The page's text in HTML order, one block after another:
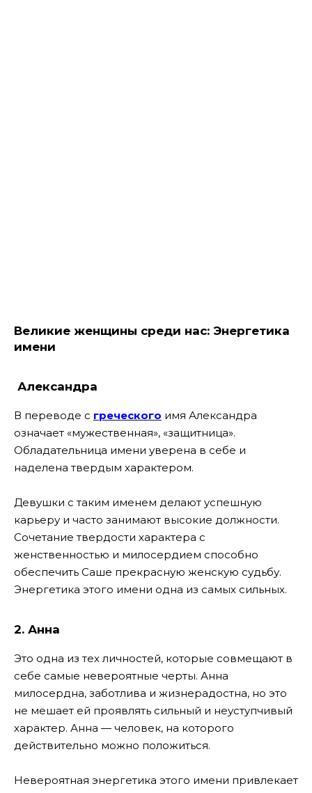
Великие женщины среди нас: Энергетика
имени
Александра
В переводе с греческого имя Александра
означает «мужественная», «защитница».
Обладательница имени уверена в себе и
наделена твердым характером.
Девушки с таким именем делают успешную
карьеру и часто занимают высокие должности.
Сочетание твердости характера с
женственностью и милосердием способно
обеспечить Саше прекрасную женскую судьбу.
Энергетика этого имени одна из самых сильных.
2. Анна
Это одна из тех личностей, которые совмещают в
себе самые невероятные черты. Анна
милосердна, заботлива и жизнерадостна, но это
не мешает ей проявлять сильный и неуступчивый
характер. Анна — человек, на которого
действительно можно положиться.
Невероятная энергетика этого имени привлекает